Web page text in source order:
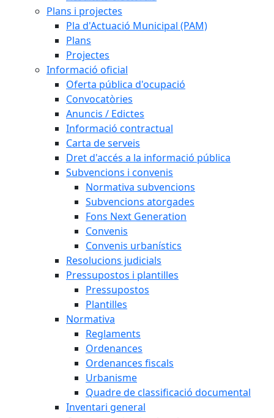
Plans i projectes
Pla d'Actuació Municipal (PAM)
Plans
Projectes
Informació oficial
Oferta pública d'ocupació
Convocatòries
Anuncis / Edictes
Informació contractual
Carta de serveis
Dret d'accés a la informació pública
Subvencions i convenis
Normativa subvencions
Subvencions atorgades
Fons Next Generation
Convenis
Convenis urbanístics
Resolucions judicials
Pressupostos i plantilles
Pressupostos
Plantilles
Normativa
Reglaments
Ordenances
Ordenances fiscals
Urbanisme
Quadre de classificació documental
Inventari general